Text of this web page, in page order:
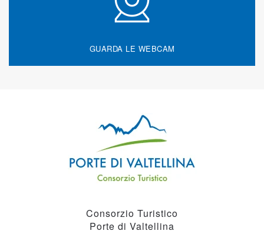
GUARDA LE WEBCAM
Consorzio Turistico
Porte di Valtellina